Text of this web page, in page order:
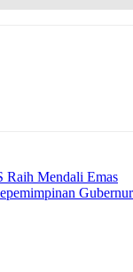
Raih Mendali Emas